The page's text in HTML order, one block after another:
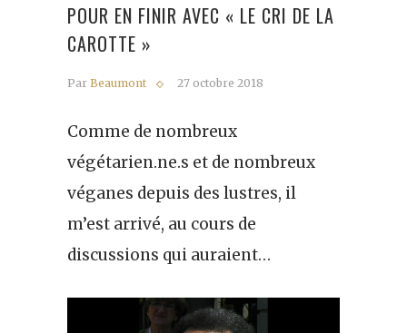
POUR EN FINIR AVEC « LE CRI DE LA
CAROTTE »
Par Beaumont 27 octobre 2018
Comme de nombreux
végétarien.ne.s et de nombreux
véganes depuis des lustres, il
m’est arrivé, au cours de
discussions qui auraient…